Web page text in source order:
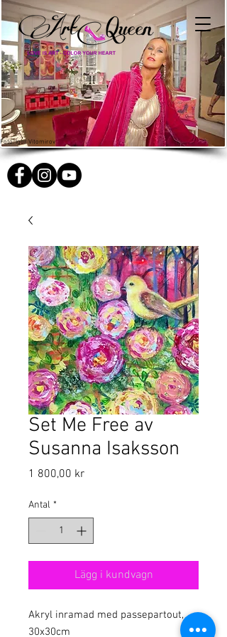
Foto: Igor Vitomirov
Set Me Free av
Susanna Isaksson
1 800,00 krPris
Antal *
Lägg i kundvagn
Akryl inramad med passepartout,
30x30cm